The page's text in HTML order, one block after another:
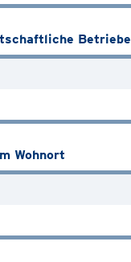
Betriebe
Wohnort